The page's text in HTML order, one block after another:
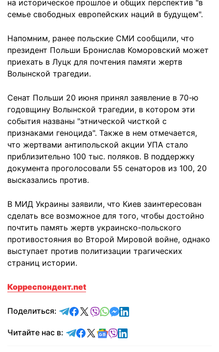
на историческое прошлое и общих перспектив "в
семье свободных европейских наций в будущем".
Напомним, ранее польские СМИ сообщили, что
президент Польши Бронислав Коморовский может
приехать в Луцк для почтения памяти жертв
Волынской трагедии.
Сенат Польши 20 июня принял заявление в 70-ю
годовщину Волынской трагедии, в котором эти
события названы "этнической чисткой с
признаками геноцида". Также в нем отмечается,
что жертвами антипольской акции УПА стало
приблизительно 100 тыс. поляков. В поддержку
документа проголосовали 55 сенаторов из 100, 20
высказались против.
В МИД Украины заявили, что Киев заинтересован
сделать все возможное для того, чтобы достойно
почтить память жертв украинско-польского
противостояния во Второй Мировой войне, однако
выступает против политизации трагических
страниц истории.
Корреспондент.net
Поделиться: отправить в Telegram
поделиться в Facebook
поделиться в X
отправить в Viber
отправить в Whatsapp
отправить в Messenger
отправить в LinkedIn
Читайте нас в: Читайте в Telegram
Читайте в Facebook
Читайте в X
Читайте в Google news
Читайте в Viber
Читайте в LinkedIn